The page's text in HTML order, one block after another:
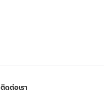
ติดต่อเรา